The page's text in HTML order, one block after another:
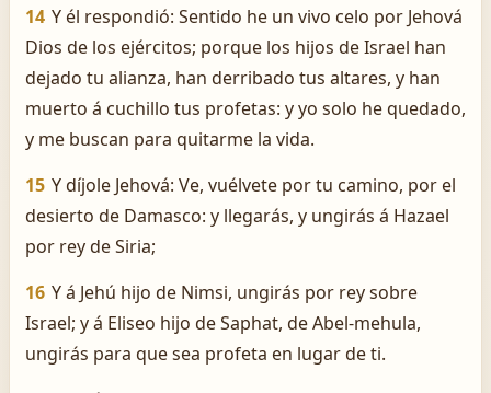
14 Y él respondió: Sentido he un vivo celo por Jehová
Dios de los ejércitos; porque los hijos de Israel han
dejado tu alianza, han derribado tus altares, y han
muerto á cuchillo tus profetas: y yo solo he quedado,
y me buscan para quitarme la vida.
15 Y díjole Jehová: Ve, vuélvete por tu camino, por el
desierto de Damasco: y llegarás, y ungirás á Hazael
por rey de Siria;
16 Y á Jehú hijo de Nimsi, ungirás por rey sobre
Israel; y á Eliseo hijo de Saphat, de Abel-mehula,
ungirás para que sea profeta en lugar de ti.